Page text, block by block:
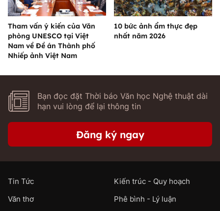
Tham vấn ý kiến của Văn
phòng UNESCO tại Việt
Nam về Đề án Thành phố
Nhiếp ảnh Việt Nam
10 bức ảnh ẩm thực đẹp
nhất năm 2026
Bạn đọc đặt Thời báo Văn học Nghệ thuật dài
hạn vui lòng để lại thông tin
Đăng ký ngay
Tin Tức
Kiến trúc - Quy hoạch
Văn thơ
Phê bình - Lý luận